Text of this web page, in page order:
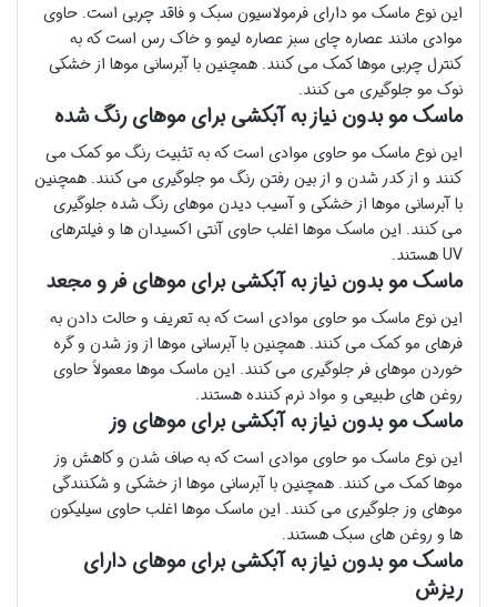
این نوع ماسک مو دارای فرمولاسیون سبک و فاقد چربی است. حاوی
موادی مانند عصاره چای سبز عصاره لیمو و خاک رس است که به
کنترل چربی موها کمک می کنند. همچنین با آبرسانی موها از خشکی
نوک مو جلوگیری می کنند.
ماسک مو بدون نیاز به آبکشی برای موهای رنگ شده
این نوع ماسک مو حاوی موادی است که به تثبیت رنگ مو کمک می
کنند و از کدر شدن و از بین رفتن رنگ مو جلوگیری می کنند. همچنین
با آبرسانی موها از خشکی و آسیب دیدن موهای رنگ شده جلوگیری
می کنند. این ماسک موها اغلب حاوی آنتی اکسیدان ها و فیلترهای
UV هستند.
ماسک مو بدون نیاز به آبکشی برای موهای فر و مجعد
این نوع ماسک مو حاوی موادی است که به تعریف و حالت دادن به
فرهای مو کمک می کنند. همچنین با آبرسانی موها از وز شدن و گره
خوردن موهای فر جلوگیری می کنند. این ماسک موها معمولاً حاوی
روغن های طبیعی و مواد نرم کننده هستند.
ماسک مو بدون نیاز به آبکشی برای موهای وز
این نوع ماسک مو حاوی موادی است که به صاف شدن و کاهش وز
موها کمک می کنند. همچنین با آبرسانی موها از خشکی و شکنندگی
موهای وز جلوگیری می کنند. این ماسک موها اغلب حاوی سیلیکون
ها و روغن های سبک هستند.
ماسک مو بدون نیاز به آبکشی برای موهای دارای
ریزش